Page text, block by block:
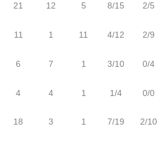
21
11
6
4
18
12
1
7
4
3
5
11
1
1
1
8/15
4/12
3/10
1/4
7/19
2/5
2/9
0/4
0/0
2/10